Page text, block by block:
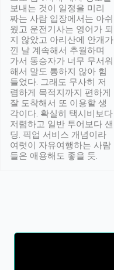
보내는 것이 일정을 미리
짜는 사람 입장에서는 아쉬
웠고 운전기사는 영어가 되
지 않았고 아리산에 안개가
낀 날 계속해서 추월하며
가서 동승자가 너무 무서워
해서 말도 통하지 않아 힘
들었다. 그래도 무사히 저
렴하게 목적지까지 편하게
잘 도착해서 또 이용할 생
각이다. 확실히 택시비보다
저렴하고 일반 투어보다 샌
딩. 픽업 서비스 개념이라
여럿이 자유여행하는 사람
들은 애용해도 좋을 듯.